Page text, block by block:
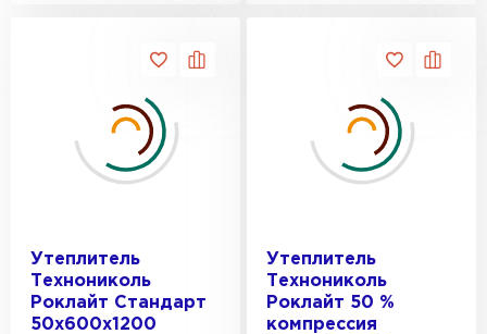
Утеплитель
Технониколь
Роклайт Стандарт
50х600х1200
Утеплитель
Технониколь
Роклайт 50 %
компрессия